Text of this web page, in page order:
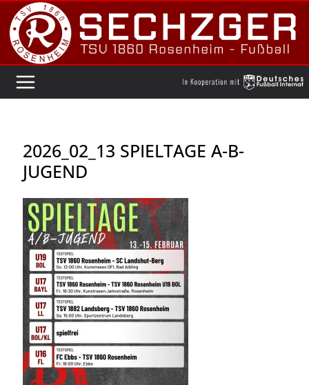
Zum
Inhalt
springen
2026_02_13 SPIELTAGE A-B-
JUGEND